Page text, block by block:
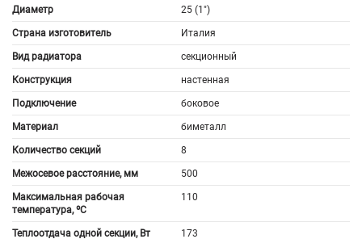
Диаметр 25 (1")
Страна изготовитель Италия
Вид радиатора секционный
Конструкция настенная
Подключение боковое
Материал биметалл
Количество секций 8
Межосевое расстояние, мм 500
Максимальная рабочая
температура, ºС
110
Теплоотдача одной секции, Вт 173